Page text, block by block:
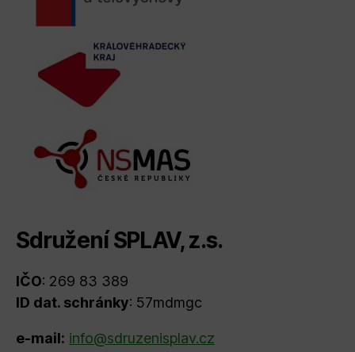
Sdružení SPLAV, z.s.
IČO: 269 83 389
ID dat. schránky: 57mdmgc
e-mail: info@sdruzenisplav.cz